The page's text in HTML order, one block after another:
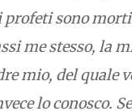
sono
me stesso, la
mio, del quale
lo conosco.